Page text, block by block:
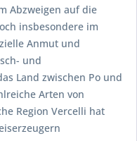
Abzweigen auf die
insbesondere im
Anmut und
und
Land zwischen Po und
Arten von
Region Vercelli hat